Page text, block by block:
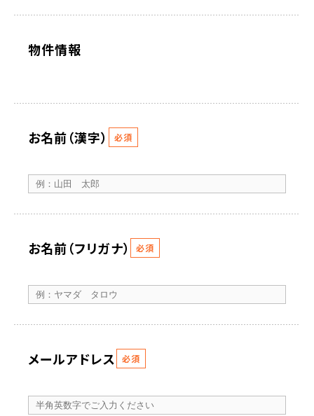
物件情報
お名前（漢字） 必須
お名前（フリガナ） 必須
メールアドレス 必須